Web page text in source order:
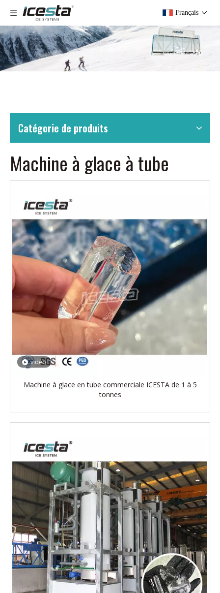
Français
Catégorie de produits
Machine à glace à tube
vidéo
Machine à glace en tube commerciale ICESTA de 1 à 5
tonnes